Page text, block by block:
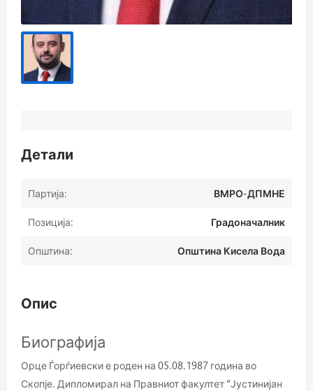
Детали
Партија: ВМРО-ДПМНЕ
Позиција: Градоначалник
Општина: Општина Кисела Вода
Опис
Биографија
Орце Ѓорѓиевски е роден на 05.08.1987 година во
Скопје. Дипломирал на Правниот факултет “Јустинијан